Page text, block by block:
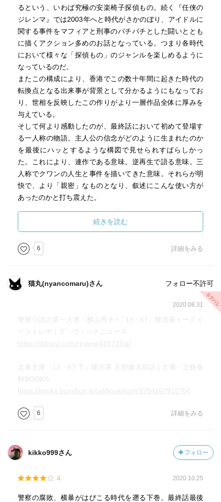
『借りた時間に』。反英の嵐が吹き荒れる1967年の香港。
主人公は雑貨店に働く『私』である。ある日『私』が隣に
住む男と労働組合の仲間が爆弾テロの打合せを聞き、顔馴
染みの警官アチャに伝える。なかなか登場しないクワ
ン……ラストに明かされた事実には非常に驚いた。
本体価格870円
★★★★★
るという、いわば究極の安楽椅子探偵もの。続く『任侠の
ジレンマ』では2003年へと時代がさかのぼり、アイドルに
関する事件をマフィアと刑事のバチバチとした闘いととも
に描くアクション多めのお話となっている。つまり各時代
において様々な「探偵もの」のジャンルを楽しめるように
なっているのだ。
またこの構成により、香港でこの数十年間に起きた時代の
転換点となる出来事が背景として分かるようにもなってお
り、世相を反映したこの作りがより一層作品全体に厚みを
与えている。
そして何より感動したのが、最終話において初めて登場す
る一人称の物語。主人公の信念がどのように生まれたのか
を最後にハッとするような構図で見せられすばらしかっ
た。これにより、連作である意味。逆再生で語る意味。三
人称でクワンの人生と事件を描いてきた意味。それらが明
快で、より「親密」なものとなり、叙述にこんな使い方が
あったのかと打ち震えた。
した。中国で起きた文化大革命の余波は当然香港まで届
き、国の様相を変えていく。その時代の転換となる事件を
ミステリというフィクションの中に組み込むことは、そこ
に作者の問題意識や大事なものがあることを意味している
いるほど、より味わい深くなる気がする。だって真っさら
な状態で読んだ私でさえ、こんなに感じ入ったのだから。
続きを読む
6 詳細をみる
猫丸(nyancomaru)さん フォロー不許可
2020.08.31
警察小説の第一人者・横山秀夫×『13・67』陳浩基トークイ
ベントレポ | ダ・ヴィンチニュース
文春文庫『13・67 下』陳浩基 天野健太郎訳 | 文庫 - 文藝春
秋BOOKS
6 詳細をみる
kikko999さん フォロー
4 2020.10.25
警察の腐敗、横暴がはびこる時代を遡る下巻。最終話最後